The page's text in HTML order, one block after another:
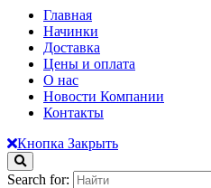
Главная
Начинки
Доставка
Цены и оплата
О нас
Новости Компании
Контакты
Кнопка Закрыть
Search for: